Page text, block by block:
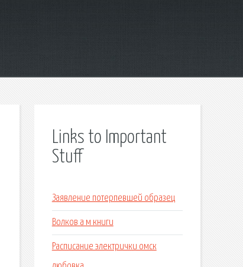
Links to Important
Stuff
Заявление потерпевшей образец
Волков а м книги
Расписание электрички омск